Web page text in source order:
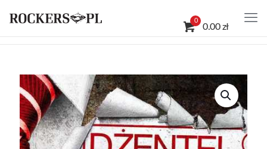
0
0.00 zł